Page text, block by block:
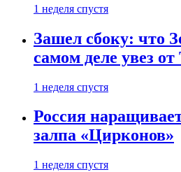
1 неделя спустя
Зашел сбоку: что
самом деле увез
1 неделя спустя
Россия
залпа «Цирконов»
1 неделя спустя